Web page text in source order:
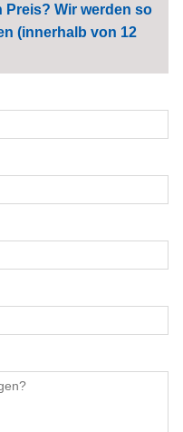
Preis? Wir werden so
(innerhalb von 12